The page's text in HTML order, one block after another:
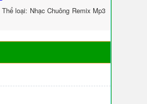
loại: Nhạc Chuông Remix Mp3